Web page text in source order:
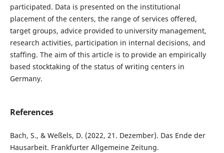
participated. Data is presented on the institutional
placement of the centers, the range of services offered,
target groups, advice provided to university management,
research activities, participation in internal decisions, and
staffing. The aim of this article is to provide an empirically
based stocktaking of the status of writing centers in
Germany.
References
Bach, S., & Weßels, D. (2022, 21. Dezember). Das Ende der
Hausarbeit. Frankfurter Allgemeine Zeitung.